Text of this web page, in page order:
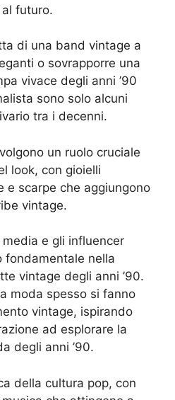
futuro.
di una band vintage a
o sovrapporre una
vivace degli anni ’90
sono solo alcuni
tra i decenni.
un ruolo cruciale
look, con gioielli
e scarpe che aggiungono
vintage.
e gli influencer
fondamentale nella
vintage degli anni ’90.
moda spesso si fanno
vintage, ispirando
ad esplorare la
degli anni ’90.
della cultura pop, con